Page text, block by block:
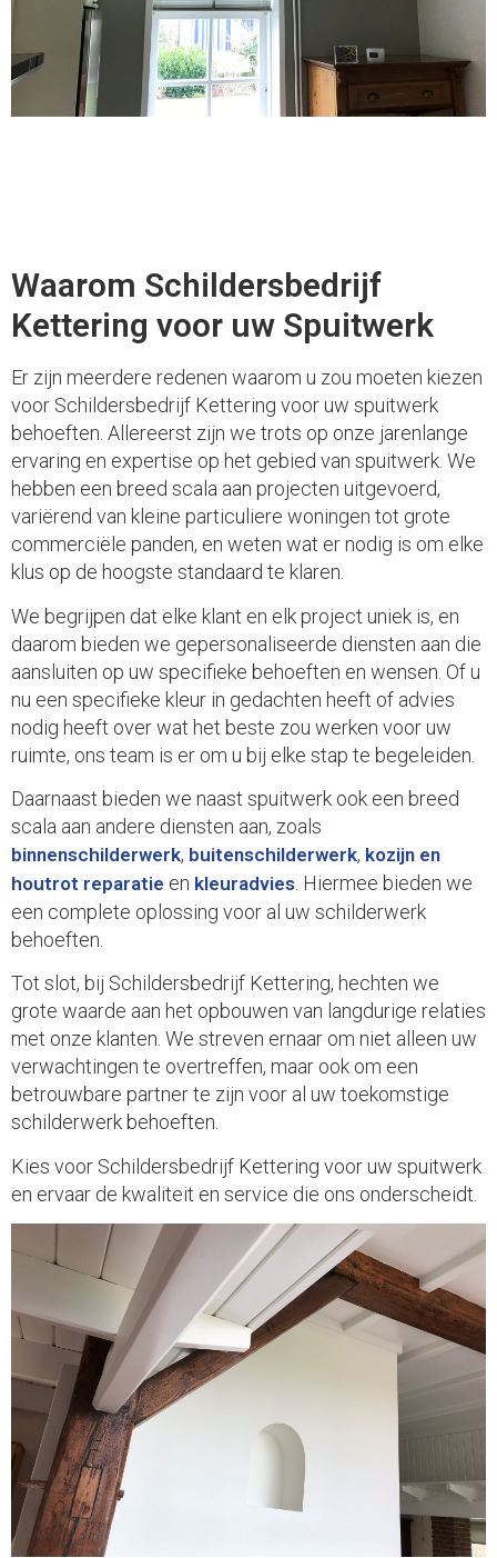
Waarom Schildersbedrijf
Kettering voor uw Spuitwerk
Er zijn meerdere redenen waarom u zou moeten kiezen
voor Schildersbedrijf Kettering voor uw spuitwerk
behoeften. Allereerst zijn we trots op onze jarenlange
ervaring en expertise op het gebied van spuitwerk. We
hebben een breed scala aan projecten uitgevoerd,
variërend van kleine particuliere woningen tot grote
commerciële panden, en weten wat er nodig is om elke
klus op de hoogste standaard te klaren.
We begrijpen dat elke klant en elk project uniek is, en
daarom bieden we gepersonaliseerde diensten aan die
aansluiten op uw specifieke behoeften en wensen. Of u
nu een specifieke kleur in gedachten heeft of advies
nodig heeft over wat het beste zou werken voor uw
ruimte, ons team is er om u bij elke stap te begeleiden.
Daarnaast bieden we naast spuitwerk ook een breed
scala aan andere diensten aan, zoals
binnenschilderwerk, buitenschilderwerk, kozijn en
houtrot reparatie en kleuradvies . Hiermee bieden we
een complete oplossing voor al uw schilderwerk
behoeften.
Tot slot, bij Schildersbedrijf Kettering, hechten we
grote waarde aan het opbouwen van langdurige relaties
met onze klanten. We streven ernaar om niet alleen uw
verwachtingen te overtreffen, maar ook om een
betrouwbare partner te zijn voor al uw toekomstige
schilderwerk behoeften.
Kies voor Schildersbedrijf Kettering voor uw spuitwerk
en ervaar de kwaliteit en service die ons onderscheidt.